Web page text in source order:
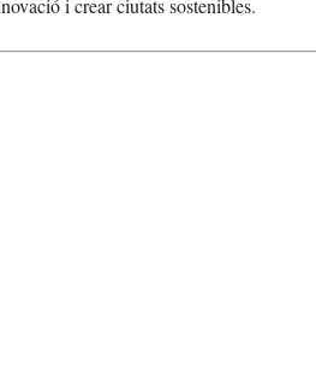
i crear ciutats sostenibles.